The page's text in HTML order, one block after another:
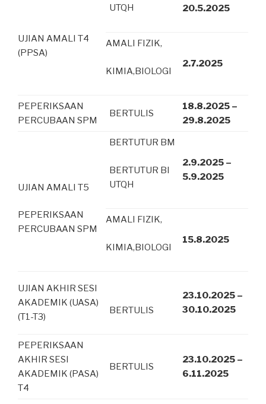
UJIAN AMALI T4
(PPSA)
UTQH
20.5.2025
AMALI FIZIK,
KIMIA,BIOLOGI
2.7.2025
PEPERIKSAAN
PERCUBAAN SPM
BERTULIS
18.8.2025 –
29.8.2025
UJIAN AMALI T5
PEPERIKSAAN
PERCUBAAN SPM
BERTUTUR BM
BERTUTUR BI
UTQH
2.9.2025 –
5.9.2025
AMALI FIZIK,
KIMIA,BIOLOGI
15.8.2025
UJIAN AKHIR SESI
AKADEMIK (UASA)
(T1-T3)
BERTULIS
23.10.2025 –
30.10.2025
PEPERIKSAAN
AKHIR SESI
AKADEMIK (PASA)
T4
BERTULIS
23.10.2025 –
6.11.2025